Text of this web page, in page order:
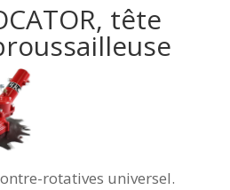
tête
rotatives universel.